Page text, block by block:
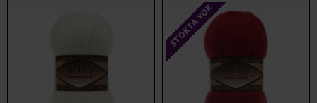
STOKTA YOK